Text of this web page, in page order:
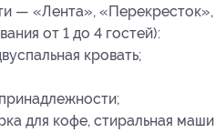
— «Лента»,
от 1 до 4 гостей):
кровать;
для кофе, стиральная